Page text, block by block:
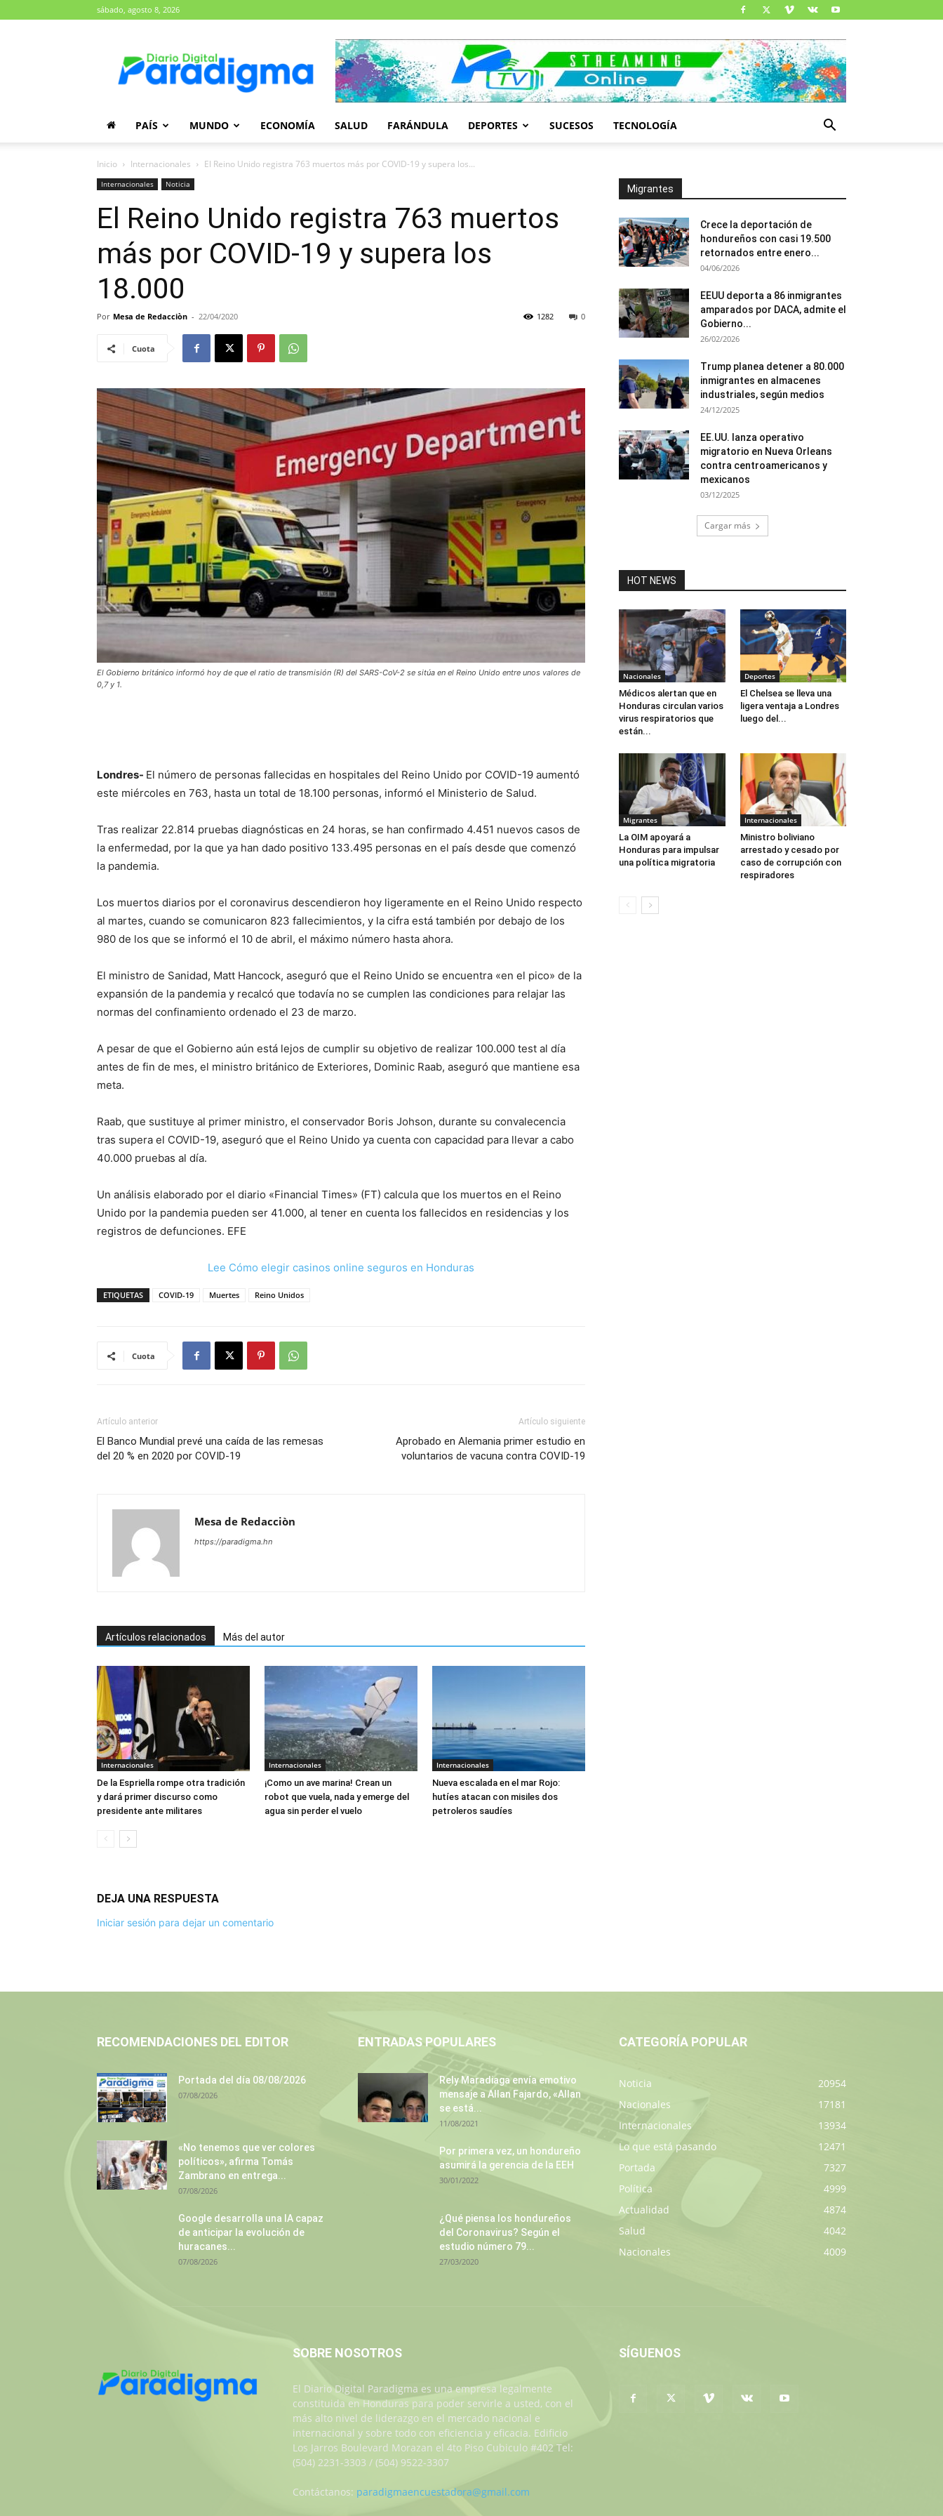
sábado, agosto 8, 2026
Paradigma
PAÍS MUNDO ECONOMÍA SALUD FARÁNDULA DEPORTES SUCESOS TECNOLOGÍA
Inicio Internacionales El Reino Unido registra 763 muertos más por COVID-19 y supera los...
Internacionales Noticia
El Reino Unido registra 763 muertos
más por COVID-19 y supera los
18.000
Por Mesa de Redacciòn - 22/04/2020 0
1282
Cuota
El Gobierno británico informó hoy de que el ratio de transmisión (R) del SARS-CoV-2 se sitúa en el Reino Unido entre unos valores de
0,7 y 1.
Londres- El número de personas fallecidas en hospitales del Reino Unido por COVID-19 aumentó
este miércoles en 763, hasta un total de 18.100 personas, informó el Ministerio de Salud.
Tras realizar 22.814 pruebas diagnósticas en 24 horas, se han confirmado 4.451 nuevos casos de
la enfermedad, por la que ya han dado positivo 133.495 personas en el país desde que comenzó
la pandemia.
Los muertos diarios por el coronavirus descendieron hoy ligeramente en el Reino Unido respecto
al martes, cuando se comunicaron 823 fallecimientos, y la cifra está también por debajo de los
980 de los que se informó el 10 de abril, el máximo número hasta ahora.
El ministro de Sanidad, Matt Hancock, aseguró que el Reino Unido se encuentra «en el pico» de la
expansión de la pandemia y recalcó que todavía no se cumplen las condiciones para relajar las
normas del confinamiento ordenado el 23 de marzo.
A pesar de que el Gobierno aún está lejos de cumplir su objetivo de realizar 100.000 test al día
antes de fin de mes, el ministro británico de Exteriores, Dominic Raab, aseguró que mantiene esa
meta.
Raab, que sustituye al primer ministro, el conservador Boris Johson, durante su convalecencia
tras supera el COVID-19, aseguró que el Reino Unido ya cuenta con capacidad para llevar a cabo
40.000 pruebas al día.
Un análisis elaborado por el diario «Financial Times» (FT) calcula que los muertos en el Reino
Unido por la pandemia pueden ser 41.000, al tener en cuenta los fallecidos en residencias y los
registros de defunciones. EFE
Lee Cómo elegir casinos online seguros en Honduras
ETIQUETAS COVID-19 Muertes Reino Unidos
Cuota
Artículo anterior
El Banco Mundial prevé una caída de las remesas
del 20 % en 2020 por COVID-19
Artículo siguiente
Aprobado en Alemania primer estudio en
voluntarios de vacuna contra COVID-19
Mesa de Redacciòn
https://paradigma.hn
Artículos relacionados Más del autor
Internacionales
De la Espriella rompe otra tradición
y dará primer discurso como
presidente ante militares
Internacionales
¡Como un ave marina! Crean un
robot que vuela, nada y emerge del
agua sin perder el vuelo
Internacionales
Nueva escalada en el mar Rojo:
hutíes atacan con misiles dos
petroleros saudíes
DEJA UNA RESPUESTA
Iniciar sesión para dejar un comentario
Migrantes
Crece la deportación de
hondureños con casi 19.500
retornados entre enero...
04/06/2026
EEUU deporta a 86 inmigrantes
amparados por DACA, admite el
Gobierno...
26/02/2026
Trump planea detener a 80.000
inmigrantes en almacenes
industriales, según medios
24/12/2025
EE.UU. lanza operativo
migratorio en Nueva Orleans
contra centroamericanos y
mexicanos
03/12/2025
Cargar más
HOT NEWS
Nacionales
Médicos alertan que en
Honduras circulan varios
virus respiratorios que
están...
Deportes
El Chelsea se lleva una
ligera ventaja a Londres
luego del...
Migrantes
La OIM apoyará a
Honduras para impulsar
una política migratoria
Internacionales
Ministro boliviano
arrestado y cesado por
caso de corrupción con
respiradores
RECOMENDACIONES DEL EDITOR
Portada del día 08/08/2026
07/08/2026
«No tenemos que ver colores
políticos», afirma Tomás
Zambrano en entrega...
07/08/2026
Google desarrolla una IA capaz
de anticipar la evolución de
huracanes...
07/08/2026
ENTRADAS POPULARES
Rely Maradiaga envía emotivo
mensaje a Allan Fajardo, «Allan
se está...
11/08/2021
Por primera vez, un hondureño
asumirá la gerencia de la EEH
30/01/2022
¿Qué piensa los hondureños
del Coronavirus? Según el
estudio número 79...
27/03/2020
CATEGORÍA POPULAR
Noticia
20954
Nacionales
17181
Internacionales
13934
Lo que está pasando
12471
Portada
7327
Política
4999
Actualidad
4874
Salud
4042
Nacionales
4009
SOBRE NOSOTROS
El Diario Digital Paradigma es una empresa legalmente
constituida en Honduras para poder servirle a usted, con el
más alto nivel de liderazgo en el mercado nacional e
internacional y sobre todo con eficiencia y eficacia. Edificio
Los Jarros Boulevard Morazan el 4to Piso Cubiculo #402 Tel:
(504) 2231-3303 / (504) 9522-3307
Contáctanos: paradigmaencuestadora@gmail.com
SÍGUENOS